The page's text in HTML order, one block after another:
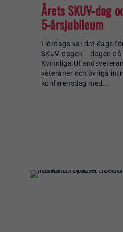
Årets SKUV-dag
5-årsjubileum
I lördags var det dags
SKUV-dagen – dagen då
Kvinnliga
veteraner och övriga
konferensdag med...